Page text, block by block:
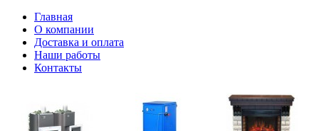
Главная
О компании
Доставка и оплата
Наши работы
Контакты